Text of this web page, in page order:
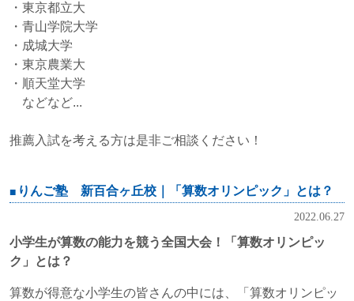
・東京都立大
・青山学院大学
・成城大学
・東京農業大
・順天堂大学
などなど...
推薦入試を考える方は是非ご相談ください！
りんご塾 新百合ヶ丘校｜「算数オリンピック」とは？
2022.06.27
小学生が算数の能力を競う全国大会！「算数オリンピッ
ク」とは？
算数が得意な小学生の皆さんの中には、「算数オリンピッ